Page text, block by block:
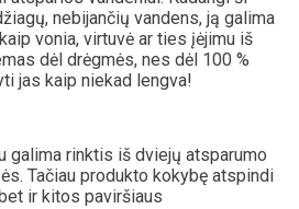
nebijančių vandens, ją galima
vonia, virtuvė ar ties įėjimu iš
dėl drėgmės, nes dėl 100 %
jas kaip niekad lengva!
galima rinktis iš dviejų atsparumo
Tačiau produkto kokybę atspindi
ir kitos paviršiaus